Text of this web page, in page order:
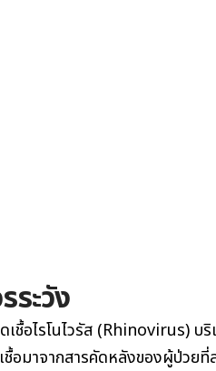
ระวัง
เชื้อไรโนไวรัส (Rhinovirus) บ
อมาจากสารคัดหลังของผู้ป่วยที่